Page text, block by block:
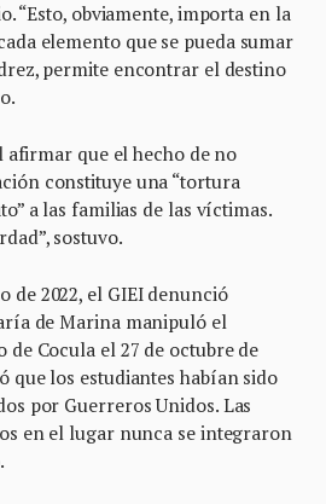
“Esto, obviamente, importa en la
elemento que se pueda sumar
permite encontrar el destino
afirmar que el hecho de no
constituye una “tortura
a las familias de las víctimas.
sostuvo.
de 2022, el GIEI denunció
de Marina manipuló el
de Cocula el 27 de octubre de
que los estudiantes habían sido
por Guerreros Unidos. Las
en el lugar nunca se integraron